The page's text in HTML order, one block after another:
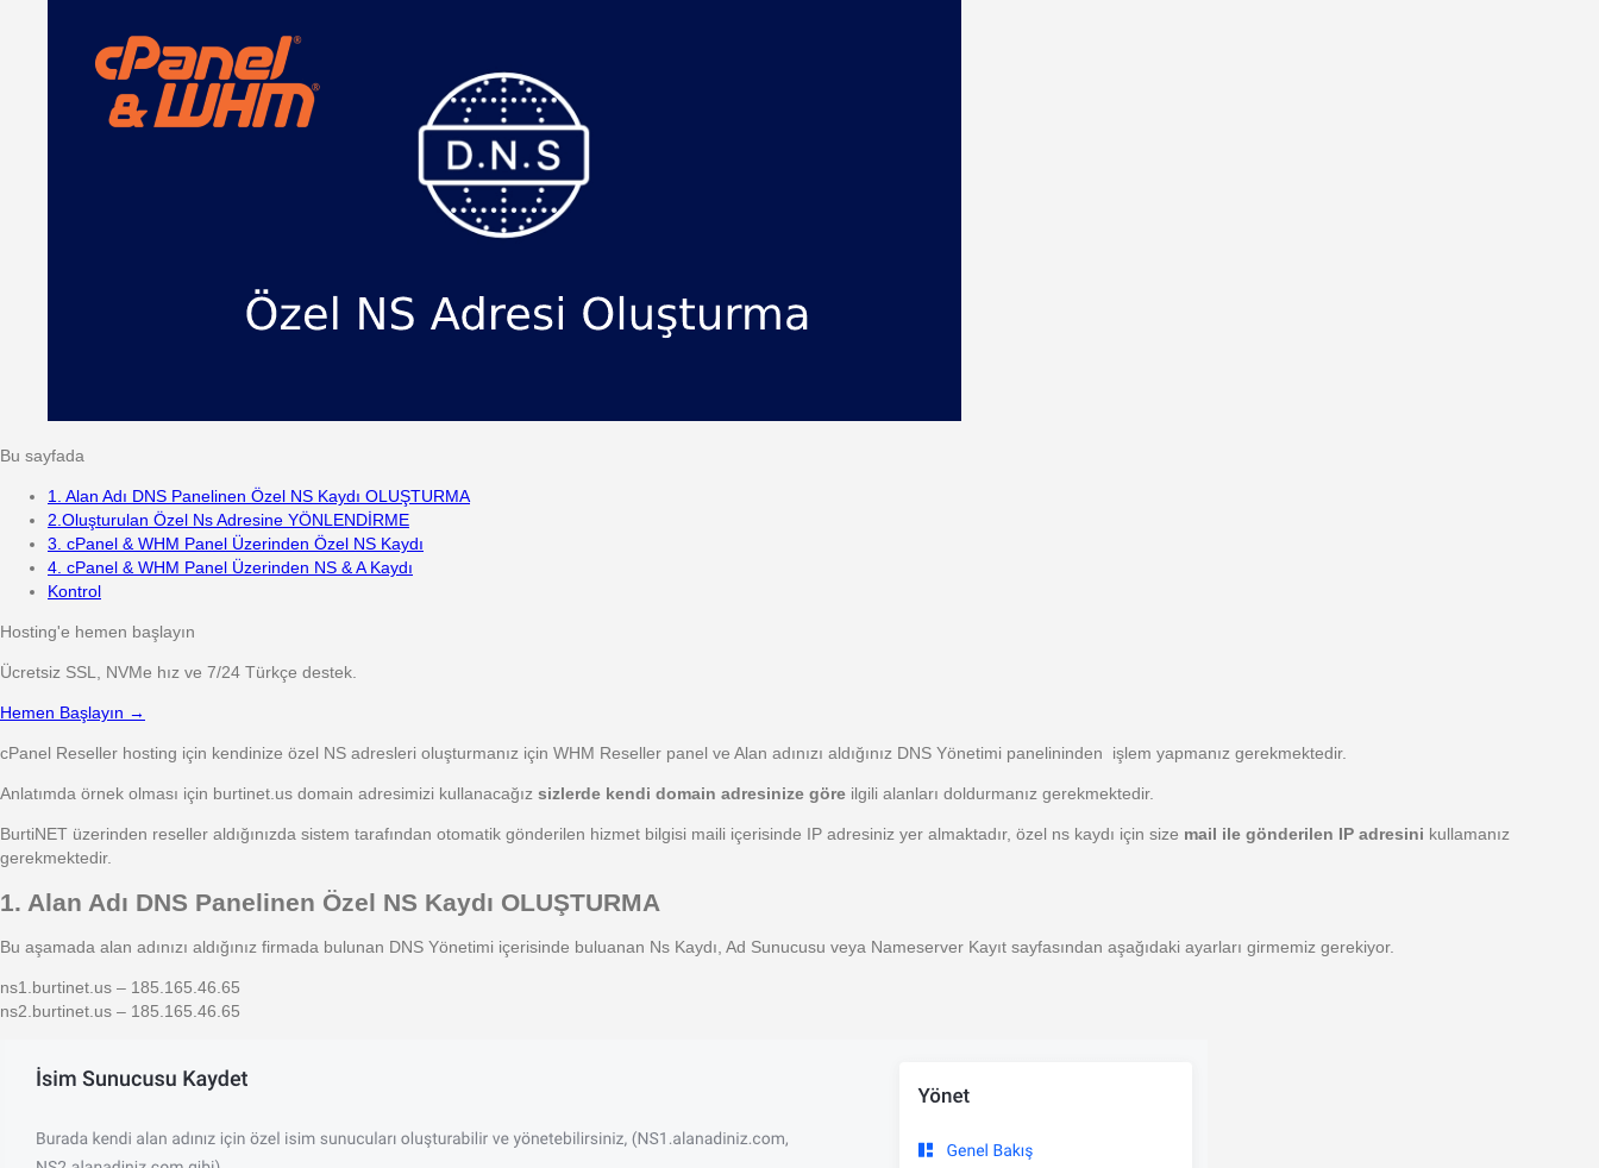
Bu sayfada
1. Alan Adı DNS Panelinen Özel NS Kaydı OLUŞTURMA
2.Oluşturulan Özel Ns Adresine YÖNLENDİRME
3. cPanel & WHM Panel Üzerinden Özel NS Kaydı
4. cPanel & WHM Panel Üzerinden NS & A Kaydı
Kontrol
Hosting'e hemen başlayın
Ücretsiz SSL, NVMe hız ve 7/24 Türkçe destek.
Hemen Başlayın →
cPanel Reseller hosting için kendinize özel NS adresleri oluşturmanız için WHM Reseller panel ve Alan adınızı aldığınız DNS Yönetimi panelininden işlem yapmanız gerekmektedir.
Anlatımda örnek olması için burtinet.us domain adresimizi kullanacağız sizlerde kendi domain adresinize göre ilgili alanları doldurmanız gerekmektedir.
BurtiNET üzerinden reseller aldığınızda sistem tarafından otomatik gönderilen hizmet bilgisi maili içerisinde IP adresiniz yer almaktadır, özel ns kaydı için size mail ile gönderilen IP adresini kullamanız
gerekmektedir.
1. Alan Adı DNS Panelinen Özel NS Kaydı OLUŞTURMA
Bu aşamada alan adınızı aldığınız firmada bulunan DNS Yönetimi içerisinde buluanan Ns Kaydı, Ad Sunucusu veya Nameserver Kayıt sayfasından aşağıdaki ayarları girmemiz gerekiyor.
ns1.burtinet.us – 185.165.46.65
ns2.burtinet.us – 185.165.46.65